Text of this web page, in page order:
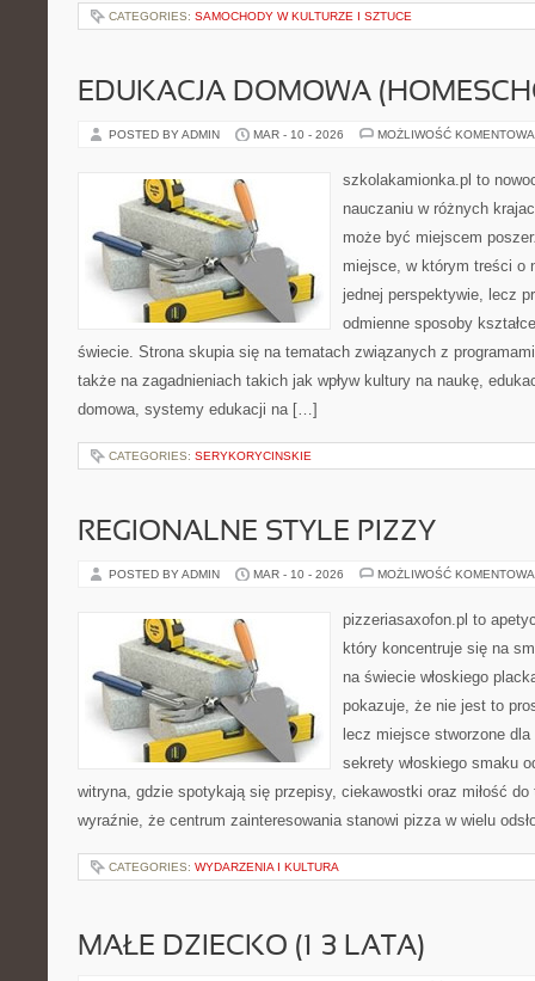
CATEGORIES: SAMOCHODY W KULTURZE I SZTUCE
EDUKACJA DOMOWA
POSTED BY ADMIN MAR - 10 - 2026 MOŻLIWOŚĆ
szkolakamionka.pl to
nauczaniu w różnych
może być miejscem
miejsce, w którym treści o
jednej perspektywie, lecz
odmienne sposoby
świecie. Strona skupia się na tematach związanych z
także na zagadnieniach takich jak wpływ kultury na naukę,
domowa, systemy edukacji na […]
CATEGORIES: SERYKORYCINSKIE
REGIONALNE STYLE PIZZY
POSTED BY ADMIN MAR - 10 - 2026 MOŻLIWOŚĆ
pizzeriasaxofon.pl to
który koncentruje się na
na świecie włoskiego
pokazuje, że nie jest to
lecz miejsce stworzone
sekrety włoskiego smaku
witryna, gdzie spotykają się przepisy, ciekawostki oraz miłość
wyraźnie, że centrum zainteresowania stanowi pizza w wielu
CATEGORIES: WYDARZENIA I KULTURA
MAŁE DZIECKO (1–3 LATA)